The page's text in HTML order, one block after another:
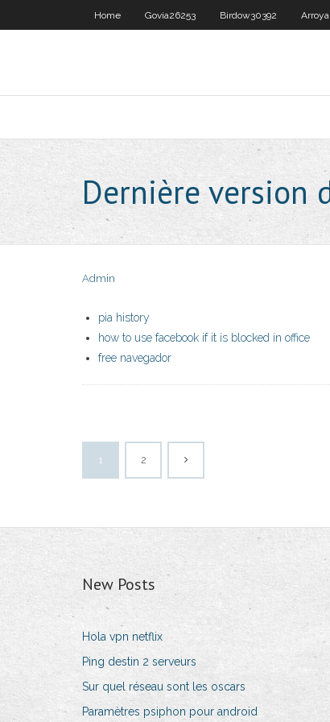
Home Govia26253 Birdow30392
Dernière version
Admin
pia history
how to use facebook if it is blocked in office
free navegador
1 2
New Posts
Hola vpn netflix
Ping destin 2 serveurs
Sur quel réseau sont les oscars
Paramètres psiphon pour android